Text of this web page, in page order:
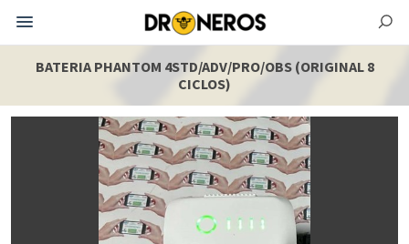
BATERIA PHANTOM 4STD/ADV/PRO/OBS (ORIGINAL 8
CICLOS)